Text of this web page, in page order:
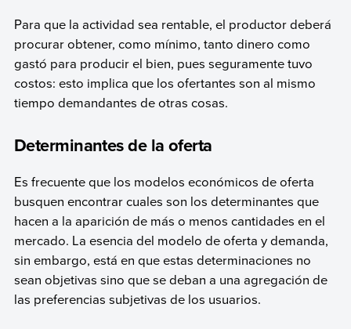
Para que la actividad sea rentable, el productor deberá
procurar obtener, como mínimo, tanto dinero como
gastó para producir el bien, pues seguramente tuvo
costos: esto implica que los ofertantes son al mismo
tiempo demandantes de otras cosas.
Determinantes de la oferta
Es frecuente que los modelos económicos de oferta
busquen encontrar cuales son los determinantes que
hacen a la aparición de más o menos cantidades en el
mercado. La esencia del modelo de oferta y demanda,
sin embargo, está en que estas determinaciones no
sean objetivas sino que se deban a una agregación de
las preferencias subjetivas de los usuarios.